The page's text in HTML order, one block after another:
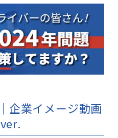
企業イメージ動画